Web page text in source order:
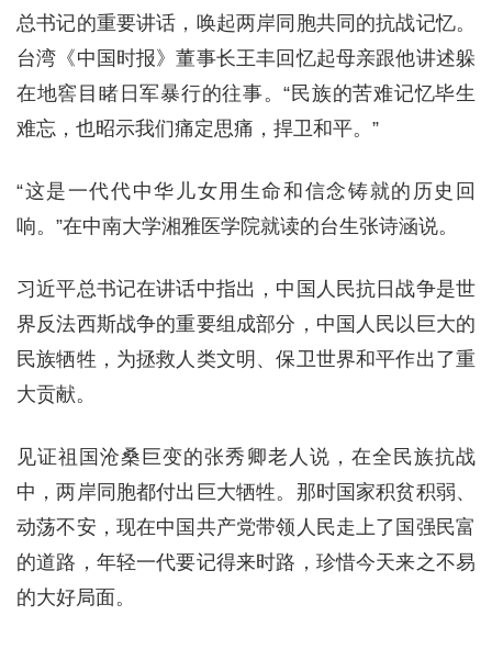
总书记的重要讲话，唤起两岸同胞共同的抗战记忆。
台湾《中国时报》董事长王丰回忆起母亲跟他讲述躲
在地窖目睹日军暴行的往事。“民族的苦难记忆毕生
难忘，也昭示我们痛定思痛，捍卫和平。”
“这是一代代中华儿女用生命和信念铸就的历史回
响。”在中南大学湘雅医学院就读的台生张诗涵说。
习近平总书记在讲话中指出，中国人民抗日战争是世
界反法西斯战争的重要组成部分，中国人民以巨大的
民族牺牲，为拯救人类文明、保卫世界和平作出了重
大贡献。
见证祖国沧桑巨变的张秀卿老人说，在全民族抗战
中，两岸同胞都付出巨大牺牲。那时国家积贫积弱、
动荡不安，现在中国共产党带领人民走上了国强民富
的道路，年轻一代要记得来时路，珍惜今天来之不易
的大好局面。